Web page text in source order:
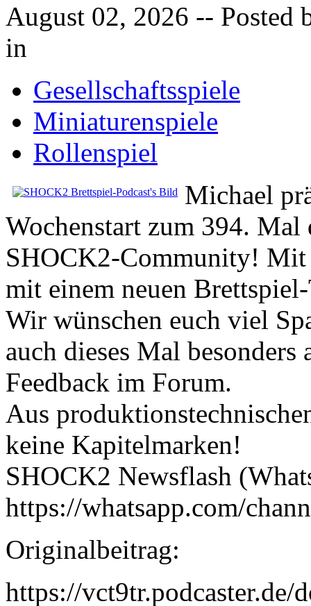
August 02, 2026 -- Posted
in
Gesellschaftsspiele
Miniaturenspiele
Rollenspiel
Michael
Wochenstart zum 394.
SHOCK2-Community! Mit
mit einem neuen
Wir wünschen euch viel
auch dieses Mal
Feedback im Forum.
Aus
keine Kapitelmarken!
SHOCK2 Newsflash
https://whatsapp.com/
Originalbeitrag:
https://vct9tr.podcaster.de/